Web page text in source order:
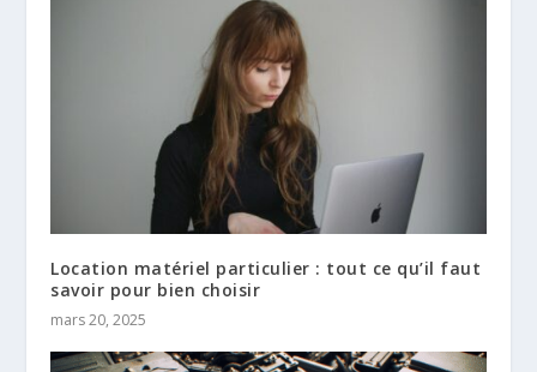
Location matériel particulier : tout ce qu’il faut
savoir pour bien choisir
mars 20, 2025